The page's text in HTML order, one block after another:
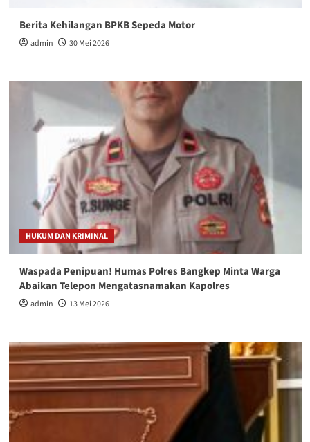
Berita Kehilangan BPKB Sepeda Motor
admin 30 Mei 2026
HUKUM DAN KRIMINAL
Waspada Penipuan! Humas Polres Bangkep Minta Warga
Abaikan Telepon Mengatasnamakan Kapolres
admin 13 Mei 2026